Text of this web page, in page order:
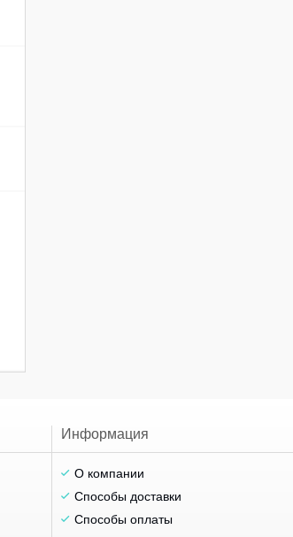
Информация
О компании
Способы доставки
Способы оплаты